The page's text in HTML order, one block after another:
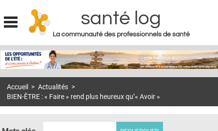
Jump to navigation
santé log
La communauté des professionnels de santé
MON COMPTE
S'ABONNER À LA REVUE SOIN À DOMICILE
DOSSIERS
Accueil > Actualités >
BIEN-ÊTRE : « Faire » rend plus heureux qu’« Avoir »